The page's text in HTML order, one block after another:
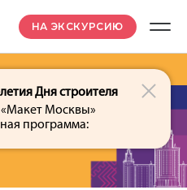
НА ЭКСКУРСИЮ
КО ДНЮ
Дня строителя
«Макет Москвы»
программа: